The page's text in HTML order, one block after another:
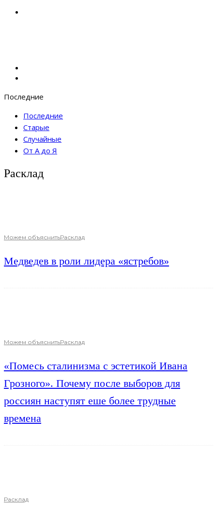
Последние
Последние
Старые
Случайные
От А до Я
Расклад
Можем объяснитьРасклад
Медведев в роли лидера «ястребов»
Можем объяснитьРасклад
«Помесь сталинизма с эстетикой Ивана
Грозного». Почему после выборов для
россиян наступят еше более трудные
времена
Расклад